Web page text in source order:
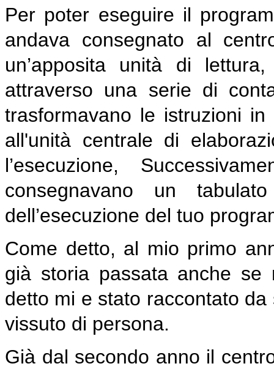
Per poter eseguire il
andava consegnato al
un’apposita unità di
attraverso una serie di
trasformavano le istruzioni
all'unità centrale di
l’esecuzione,
consegnavano un
dell’esecuzione del tuo
Come detto, al mio primo
già storia passata anche
detto mi e stato raccontato da
vissuto di persona.
Già dal secondo anno il